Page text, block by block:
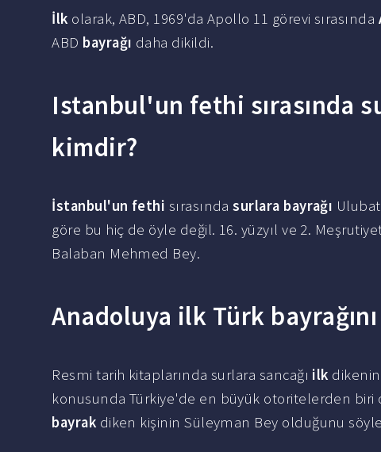
İlk olarak, ABD, 1969'da Apollo 11 görevi sırasında
ABD bayrağı daha dikildi.
Istanbul'un fethi sırasında
kimdir?
İstanbul'un fethi sırasındasurlara bayrağı
göre bu hiç de öyle değil. 16. yüzyıl ve 2.
Balaban Mehmed Bey.
Anadoluya ilk Türk
Resmi tarih kitaplarında surlara sancağı ilk
konusunda Türkiye'de en büyük otoritelerden biri
bayrak diken kişinin Süleyman Bey olduğunu